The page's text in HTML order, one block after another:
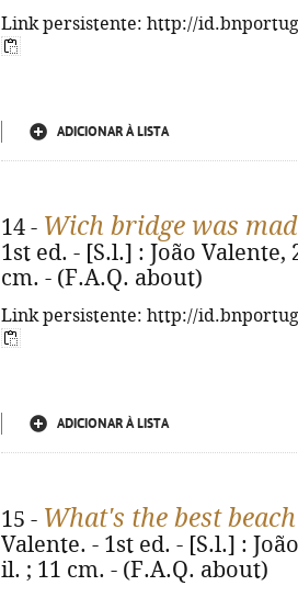
Link persistente: http://
ADICIONAR À LISTA
14 - Wich bridge was
1st ed. - [S.l.] : João
cm. - (F.A.Q. about)
Link persistente: http://
ADICIONAR À LISTA
15 - What's the best
Valente. - 1st ed. - [S.l.] :
il. ; 11 cm. - (F.A.Q. about)